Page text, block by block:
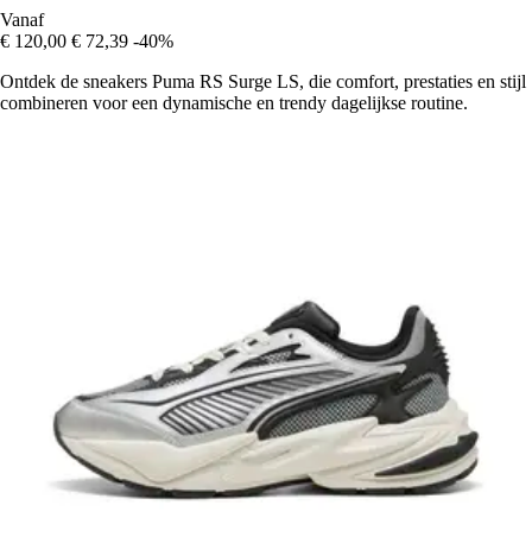
Vanaf
€ 120,00 € 72,39 -40%
Ontdek de sneakers Puma RS Surge LS, die comfort, prestaties en stijl
combineren voor een dynamische en trendy dagelijkse routine.